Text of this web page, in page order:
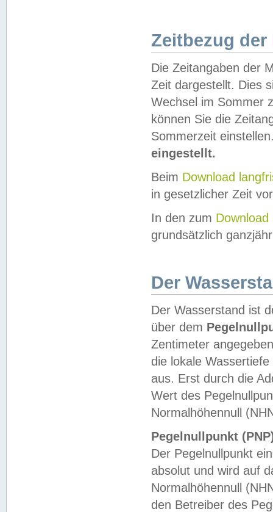
Zeitbezug der
Die Zeitangaben der
Zeit dargestellt. Dies
Wechsel im Sommer
können Sie die
Sommerzeit
eingestellt.
Beim Download
in gesetzlicher Zeit
In den zum Download
grundsätzlich
Der
Der Wasserstand ist
über dem
Zentimeter
die lokale
aus. Erst durch die
Wert des
Normalhöhennull
Pegelnullpunkt
Der Pegelnullpunkt
absolut und wird auf
Normalhöhennull
den Betreiber des